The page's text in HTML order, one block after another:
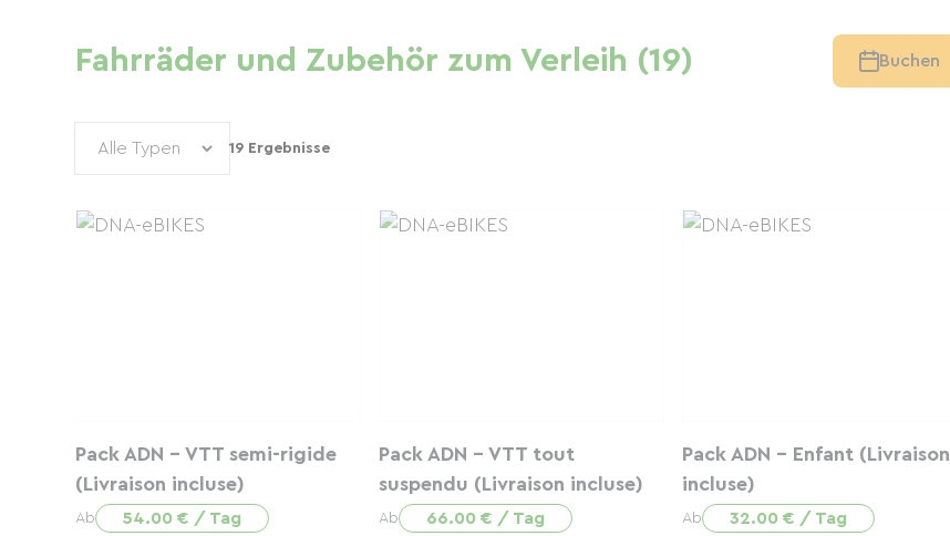
Fahrräder und Zubehör zum Verleih (19) Buchen
19 Ergebnisse
Pack ADN - VTT semi-rigide
(Livraison incluse)
Ab 54.00 € / Tag
Pack ADN - VTT tout
suspendu (Livraison incluse)
Ab 66.00 € / Tag
Pack ADN - Enfant (Livraison
incluse)
Ab 32.00 € / Tag